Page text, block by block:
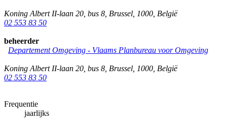
Koning Albert II-laan 20, bus 8 Brussel 1000 België
02 553 83 50
beheerder
Departement Omgeving - Vlaams Planbureau voor Omgeving
Koning Albert II-laan 20, bus 8 Brussel 1000 België
02 553 83 50
Frequentie
jaarlijks